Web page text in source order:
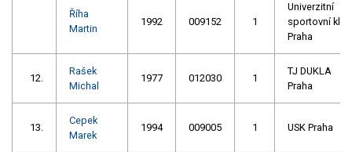
Říha
Martin
1992 009152 1
Univerzitní
sportovní klub
Praha
12.
Rašek
Michal
1977 012030 1
TJ DUKLA
Praha
13.
Cepek
Marek
1994 009005 1 USK Praha